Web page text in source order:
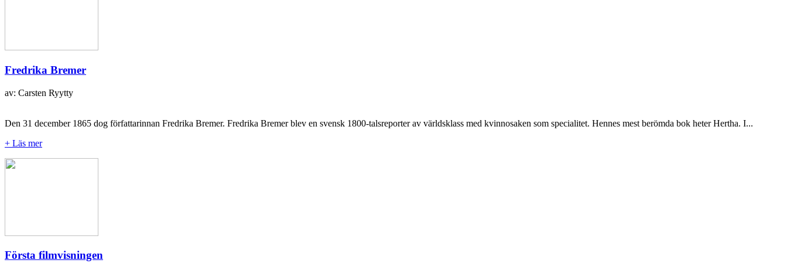
Fredrika Bremer
av: Carsten Ryytty
Den 31 december 1865 dog författarinnan Fredrika Bremer. Fredrika Bremer blev en svensk 1800-talsreporter av världsklass med kvinnosaken som specialitet. Hennes mest berömda bok heter Hertha. I...
+ Läs mer
Första filmvisningen